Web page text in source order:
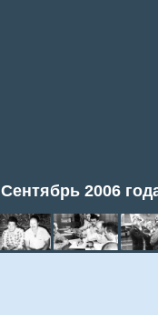
Сентябрь 2006